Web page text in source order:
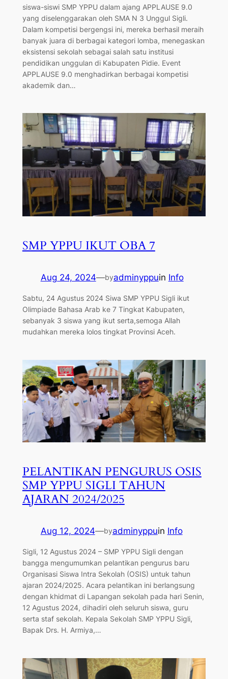
siswa-siswi SMP YPPU dalam ajang APPLAUSE 9.0
yang diselenggarakan oleh SMA N 3 Unggul Sigli.
Dalam kompetisi bergengsi ini, mereka berhasil meraih
banyak juara di berbagai kategori lomba, menegaskan
eksistensi sekolah sebagai salah satu institusi
pendidikan unggulan di Kabupaten Pidie. Event
APPLAUSE 9.0 menghadirkan berbagai kompetisi
akademik dan…
SMP YPPU IKUT OBA 7
Aug 24, 2024—byadminyppuin Info
Sabtu, 24 Agustus 2024 Siwa SMP YPPU Sigli ikut
Olimpiade Bahasa Arab ke 7 Tingkat Kabupaten,
sebanyak 3 siswa yang ikut serta,semoga Allah
mudahkan mereka lolos tingkat Provinsi Aceh.
PELANTIKAN PENGURUS OSIS
SMP YPPU SIGLI TAHUN
AJARAN 2024/2025
Aug 12, 2024—byadminyppuin Info
Sigli, 12 Agustus 2024 – SMP YPPU Sigli dengan
bangga mengumumkan pelantikan pengurus baru
Organisasi Siswa Intra Sekolah (OSIS) untuk tahun
ajaran 2024/2025. Acara pelantikan ini berlangsung
dengan khidmat di Lapangan sekolah pada hari Senin,
12 Agustus 2024, dihadiri oleh seluruh siswa, guru
serta staf sekolah. Kepala Sekolah SMP YPPU Sigli,
Bapak Drs. H. Armiya,…